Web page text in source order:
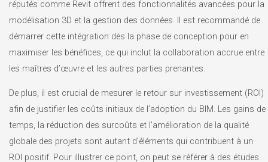
réputés comme Revit offrent des fonctionnalités avancées pour la
modélisation 3D et la gestion des données. Il est recommandé de
démarrer cette intégration dès la phase de conception pour en
maximiser les bénéfices, ce qui inclut la collaboration accrue entre
les maîtres d’œuvre et les autres parties prenantes.
De plus, il est crucial de mesurer le retour sur investissement (ROI)
afin de justifier les coûts initiaux de l’adoption du BIM. Les gains de
temps, la réduction des surcoûts et l’amélioration de la qualité
globale des projets sont autant d’éléments qui contribuent à un
ROI positif. Pour illustrer ce point, on peut se référer à des études